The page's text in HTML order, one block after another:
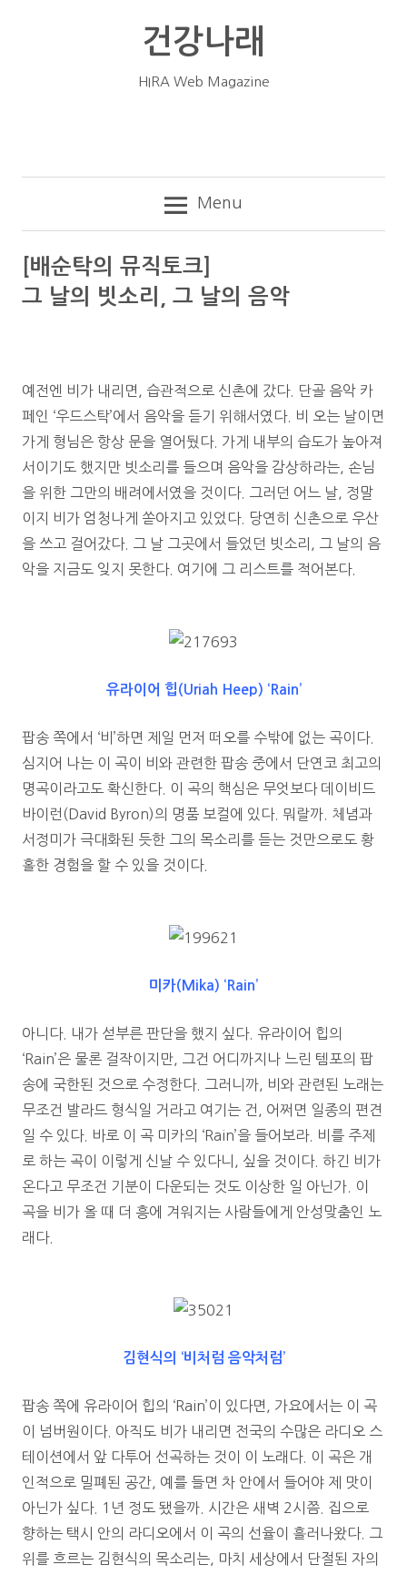
건강나래
HIRA Web Magazine
Menu
[배순탁의 뮤직토크]
그 날의 빗소리, 그 날의 음악
예전엔 비가 내리면, 습관적으로 신촌에 갔다. 단골 음악 카
페인 ‘우드스탁’에서 음악을 듣기 위해서였다. 비 오는 날이면
가게 형님은 항상 문을 열어뒀다. 가게 내부의 습도가 높아져
서이기도 했지만 빗소리를 들으며 음악을 감상하라는, 손님
을 위한 그만의 배려에서였을 것이다. 그러던 어느 날, 정말
이지 비가 엄청나게 쏟아지고 있었다. 당연히 신촌으로 우산
을 쓰고 걸어갔다. 그 날 그곳에서 들었던 빗소리, 그 날의 음
악을 지금도 잊지 못한다. 여기에 그 리스트를 적어본다.
유라이어 힙(Uriah Heep) ‘Rain’
팝송 쪽에서 ‘비’하면 제일 먼저 떠오를 수밖에 없는 곡이다.
심지어 나는 이 곡이 비와 관련한 팝송 중에서 단연코 최고의
명곡이라고도 확신한다. 이 곡의 핵심은 무엇보다 데이비드
바이런(David Byron)의 명품 보컬에 있다. 뭐랄까. 체념과
서정미가 극대화된 듯한 그의 목소리를 듣는 것만으로도 황
홀한 경험을 할 수 있을 것이다.
미카(Mika) ‘Rain’
아니다. 내가 섣부른 판단을 했지 싶다. 유라이어 힙의
‘Rain’은 물론 걸작이지만, 그건 어디까지나 느린 템포의 팝
송에 국한된 것으로 수정한다. 그러니까, 비와 관련된 노래는
무조건 발라드 형식일 거라고 여기는 건, 어쩌면 일종의 편견
일 수 있다. 바로 이 곡 미카의 ‘Rain’을 들어보라. 비를 주제
로 하는 곡이 이렇게 신날 수 있다니, 싶을 것이다. 하긴 비가
온다고 무조건 기분이 다운되는 것도 이상한 일 아닌가. 이
곡을 비가 올 때 더 흥에 겨워지는 사람들에게 안성맞춤인 노
래다.
김현식의 ‘비처럼 음악처럼’
팝송 쪽에 유라이어 힙의 ‘Rain’이 있다면, 가요에서는 이 곡
이 넘버원이다. 아직도 비가 내리면 전국의 수많은 라디오 스
테이션에서 앞 다투어 선곡하는 것이 이 노래다. 이 곡은 개
인적으로 밀폐된 공간, 예를 들면 차 안에서 들어야 제 맛이
아닌가 싶다. 1년 정도 됐을까. 시간은 새벽 2시쯤. 집으로
향하는 택시 안의 라디오에서 이 곡의 선율이 흘러나왔다. 그
위를 흐르는 김현식의 목소리는, 마치 세상에서 단절된 자의